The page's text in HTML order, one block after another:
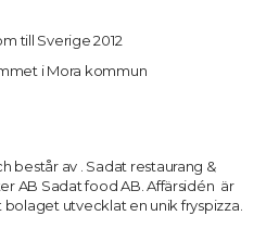
till Sverige 2012
i Mora kommun
består av . Sadat restaurang &
AB Sadat food AB. Affärsidén är
utvecklat en unik fryspizza.